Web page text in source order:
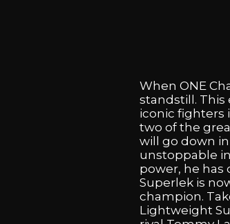
When ONE
standstill. This
iconic fighters
two ofthe
will go down in
unstoppable in
power, he has
Superlek is
champion.
Lightweight